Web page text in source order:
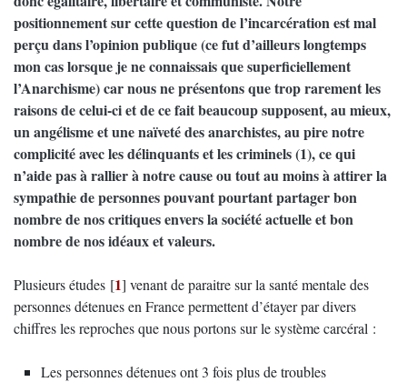
positionnement sur cette question de l’incarcération est mal
perçu dans l’opinion publique (ce fut d’ailleurs longtemps
mon cas lorsque je ne connaissais que superficiellement
l’Anarchisme) car nous ne présentons que trop rarement les
raisons de celui-ci et de ce fait beaucoup supposent, au mieux,
un angélisme et une naïveté des anarchistes, au pire notre
complicité avec les délinquants et les criminels (1), ce qui
n’aide pas à rallier à notre cause ou tout au moins à attirer la
sympathie de personnes pouvant pourtant partager bon
nombre de nos critiques envers la société actuelle et bon
nombre de nos idéaux et valeurs.
Plusieurs études [1] venant de paraitre sur la santé mentale des
personnes détenues en France permettent d’étayer par divers
chiffres les reproches que nous portons sur le système carcéral :
Les personnes détenues ont 3 fois plus de troubles